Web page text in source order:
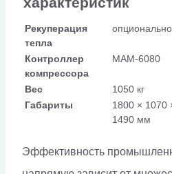
Рекуперация
тепла
опционально
Контроллер
компрессора
МАМ-6080
Вес
1050 кг
Габариты
1800 × 1070
1490 мм
Эффективность